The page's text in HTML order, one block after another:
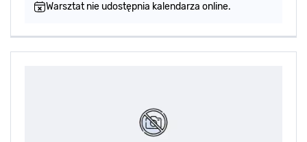
Warsztat nie udostępnia kalendarza online.